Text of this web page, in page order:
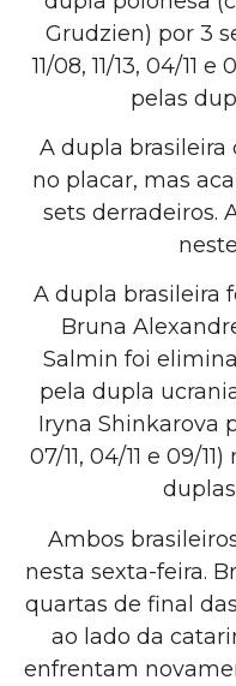
Grudzien) por 3
11/08, 11/13, 04/11
pelas
A dupla brasileira
no placar, mas
sets derradeiros.
A dupla brasileira
Bruna
Salmin foi
pela dupla
Iryna Shinkarova
07/11, 04/11 e 09/
Ambos
nesta sexta-feira.
quartas de final
ao lado da
enfrentam